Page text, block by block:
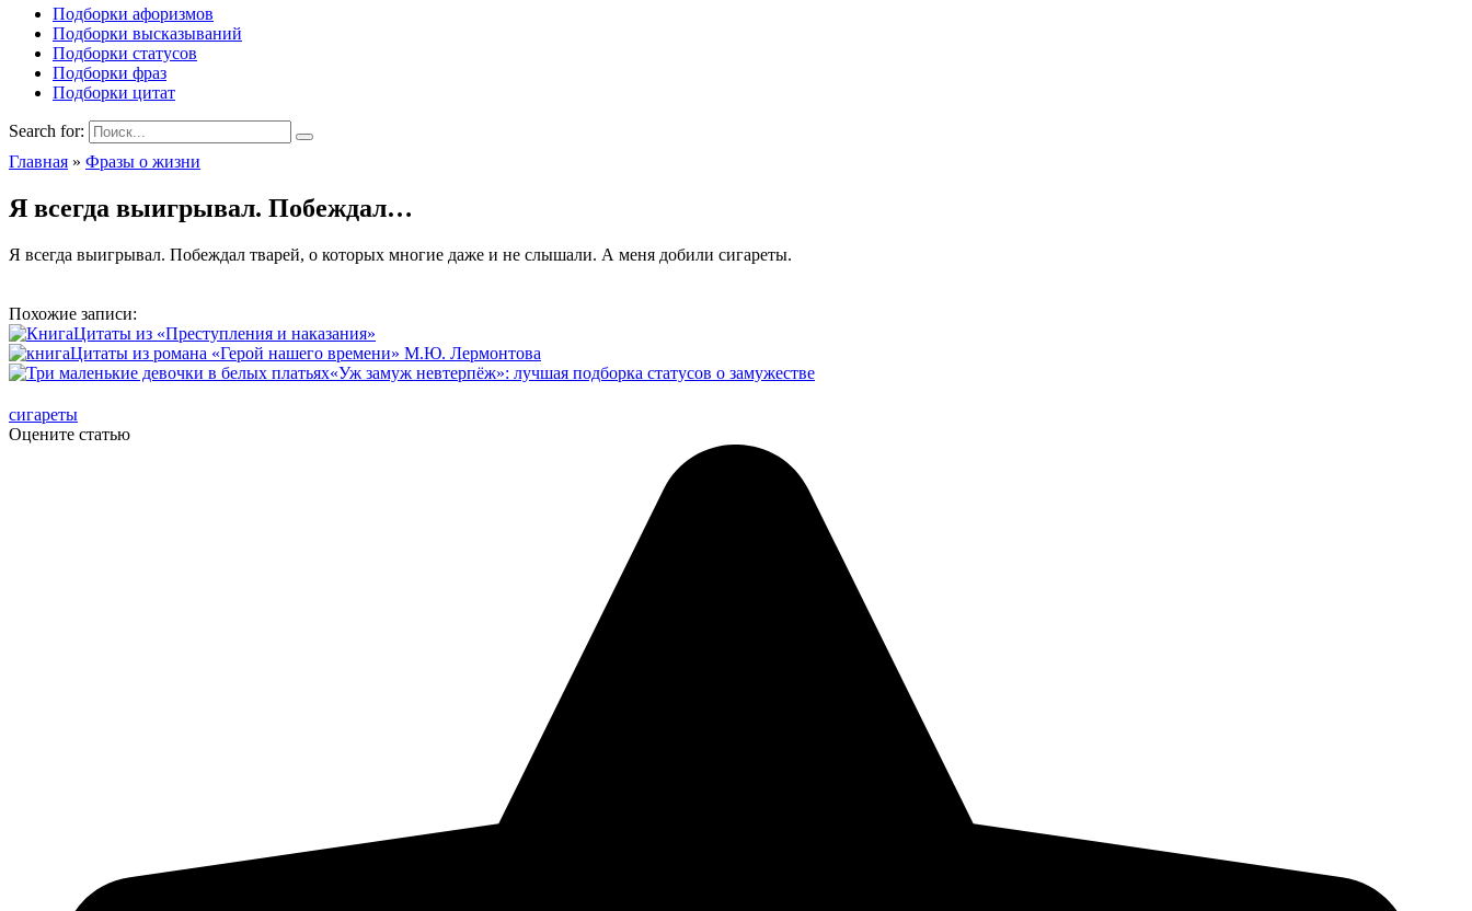
Подборки афоризмов
Подборки высказываний
Подборки статусов
Подборки фраз
Подборки цитат
Search for:
Главная » Фразы о жизни
Я всегда выигрывал. Побеждал…
Я всегда выигрывал. Побеждал тварей, о которых многие даже и не слышали. А меня добили сигареты.
Похожие записи:
Цитаты из «Преступления и наказания»
Цитаты из романа «Герой нашего времени» М.Ю. Лермонтова
«Уж замуж невтерпёж»: лучшая подборка статусов о замужестве
сигареты
Оцените статью